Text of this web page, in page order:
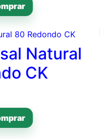
Natural
CK